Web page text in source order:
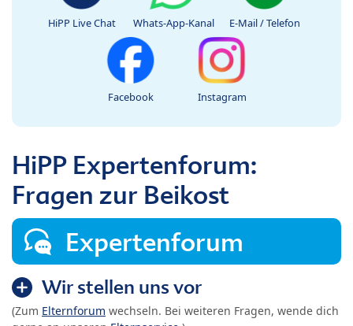
HiPP Live Chat Whats-App-Kanal E-Mail / Telefon
Facebook Instagram
HiPP Expertenforum:
Fragen zur Beikost
Expertenforum
Wir stellen uns vor
(Zum Elternforum wechseln. Bei weiteren Fragen, wende dich